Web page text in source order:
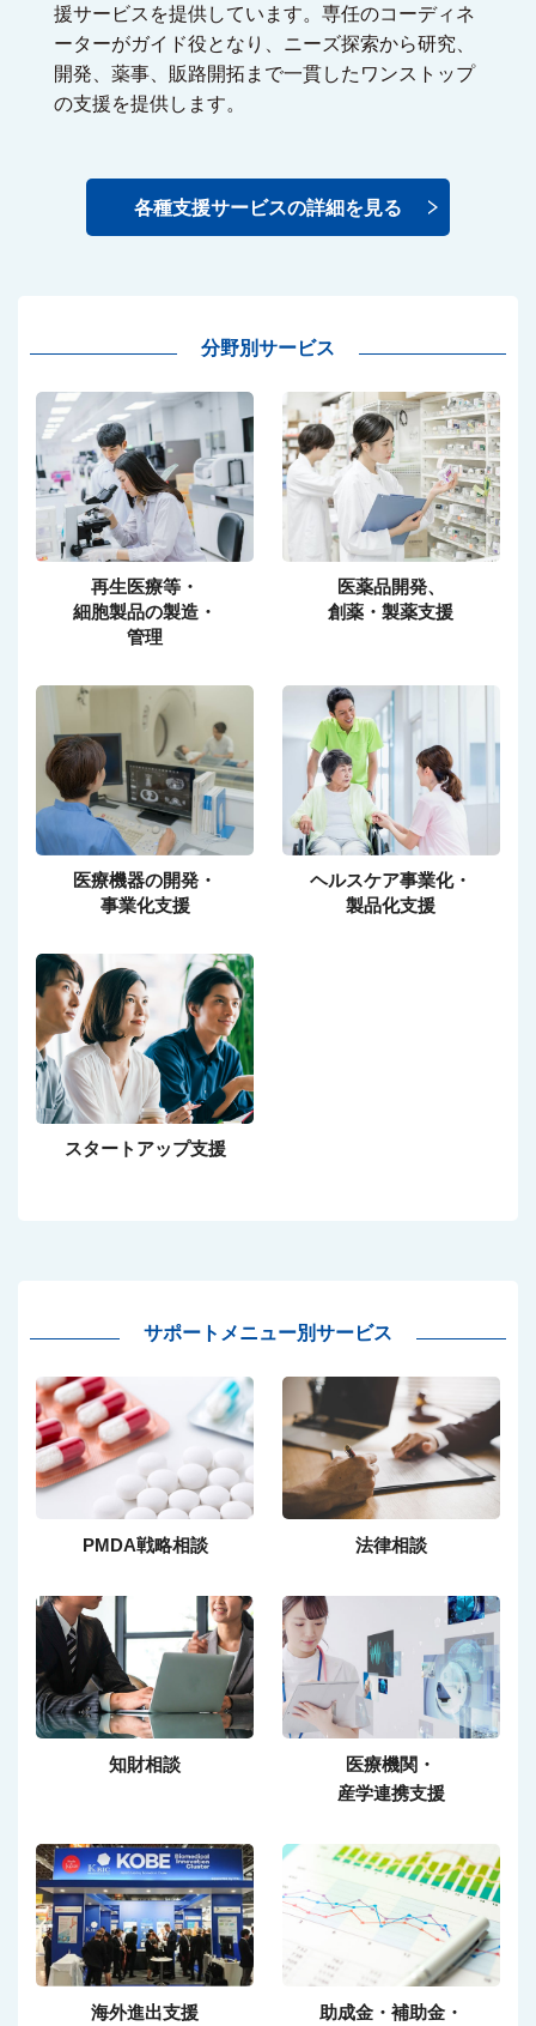
援サービスを提供しています。専任のコーディネ
ーターがガイド役となり、ニーズ探索から研究、
開発、薬事、販路開拓まで一貫したワンストップ
の支援を提供します。
各種支援サービスの詳細を見る
分野別サービス
再生医療等・
細胞製品の製造・
管理
医薬品開発、
創薬・製薬支援
医療機器の開発・
事業化支援
ヘルスケア事業化・
製品化支援
スタートアップ支援
サポートメニュー別サービス
PMDA戦略相談 法律相談
知財相談
医療機関・
産学連携支援
海外進出支援 助成金・補助金・